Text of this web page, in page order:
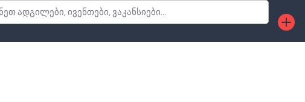
ადგილები, ივენთები, ვაკანსიები...